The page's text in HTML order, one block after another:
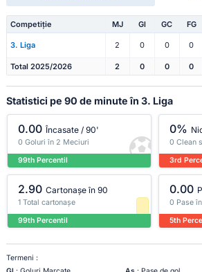
Competiție MJ Gl GC FG
3. Liga 2 0 0 0
Total 2025/2026 2 0 0 0
Statistici pe 90 de minute în 3. Liga
0.00 Încasate / 90'
0 Goluri în 2 Meciuri
99th Percentil
0%
0 Clean
3rd
2.90 Cartonașe în 90
1 Total cartonașe
99th Percentil
0.00
0 Pase
5th
Termeni :